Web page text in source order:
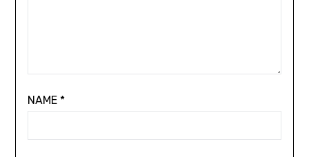
NAME *